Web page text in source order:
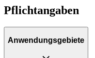
Pflichtangaben
Anwendungsgebiete